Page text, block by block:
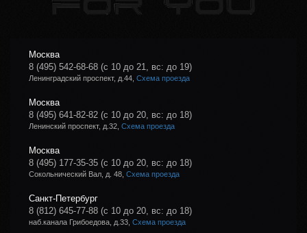
Москва
8 (495) 542-68-68 (с 10 до 21, вс: до 19)
Ленинградский проспект, д.44, Схема проезда
Москва
8 (495) 641-82-82 (с 10 до 20, вс: до 18)
Ленинский проспект, д.32, Схема проезда
Москва
8 (495) 177-35-35 (с 10 до 20, вс: до 18)
Сокольнический Вал, д. 48, Схема проезда
Санкт-Петербург
8 (812) 645-77-88 (с 10 до 20, вс: до 18)
наб.канала Грибоедова, д.33, Схема проезда